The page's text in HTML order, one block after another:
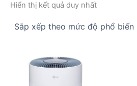
Hiển thị kết quả duy nhất